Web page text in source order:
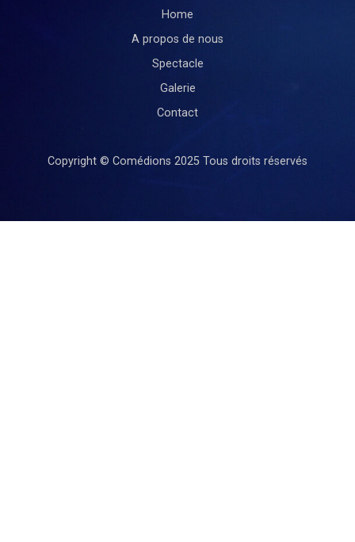
Home
A propos de nous
Spectacle
Galerie
Contact
Copyright © Comédions 2025 Tous droits réservés